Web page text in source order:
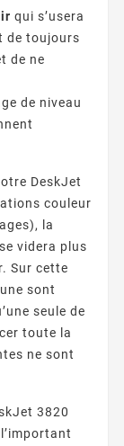
qui s’usera
de toujours
de ne
de niveau
DeskJet
couleur
la
se videra plus
Sur cette
sont
seule de
toute la
ne sont
3820